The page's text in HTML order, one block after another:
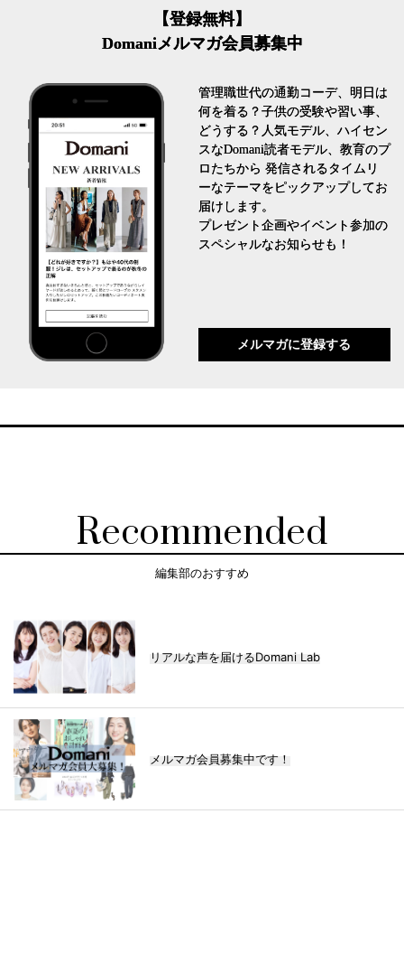
【登録無料】
Domaniメルマガ会員募集中
管理職世代の通勤コーデ、明日は
何を着る？子供の受験や習い事、
どうする？人気モデル、ハイセン
スなDomani読者モデル、教育のプ
ロたちから 発信されるタイムリ
ーなテーマをピックアップしてお
届けします。
プレゼント企画やイベント参加の
スペシャルなお知らせも！
メルマガに登録する
Recommended
編集部のおすすめ
リアルな声を届けるDomani Lab
メルマガ会員募集中です！